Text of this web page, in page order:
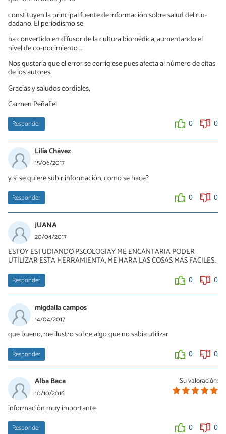
constituyen la principal fuente de información sobre salud del ciu-
dadano. El periodismo se
ha convertido en difusor de la cultura biomédica, aumentando el
nivel de co-nocimiento ...
Nos gustaría que el error se corrigiese pues afecta al número de citas
de los autores.
Gracias y saludos cordiales,
Carmen Peñafiel
Responder 0 0
Lilia Chávez
15/06/2017
y si se quiere subir información, como se hace?
Responder 0 0
JUANA
20/04/2017
ESTOY ESTUDIANDO PSCOLOGIAY ME ENCANTARIA PODER
UTILIZAR ESTA HERRAMIENTA, ME HARA LAS COSAS MAS FACILES..
Responder 0 0
migdalia campos
14/04/2017
que bueno, me ilustro sobre algo que no sabia utilizar
Responder 0 0
Su valoración:
Alba Baca
10/10/2016
información muy importante
Responder 0 0